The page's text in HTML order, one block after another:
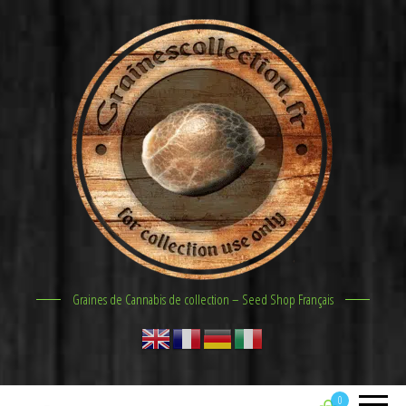
Graines de Cannabis de collection – Seed Shop Français
0